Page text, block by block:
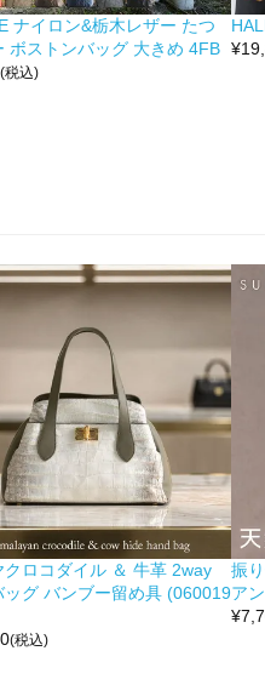
ナイロン&栃木レザー たつ
ボストンバッグ 大きめ 4FB
(税込)
¥
クロコダイル ＆ 牛革 2way
ッグ バンブー留め具 (060019
(税込)
振
ア
¥